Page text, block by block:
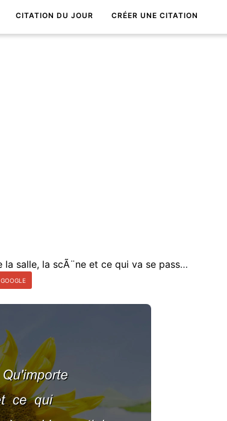
CITATION DU JOUR CRÉER UNE CITATION
Magie du thÃ©Ã¢tre ! Qu'importe la salle, la scÃ¨ne et ce qui va se passer sur scÃ¨ne. L'essentiel c'est que quelque chose va se passer.
GOOGLE